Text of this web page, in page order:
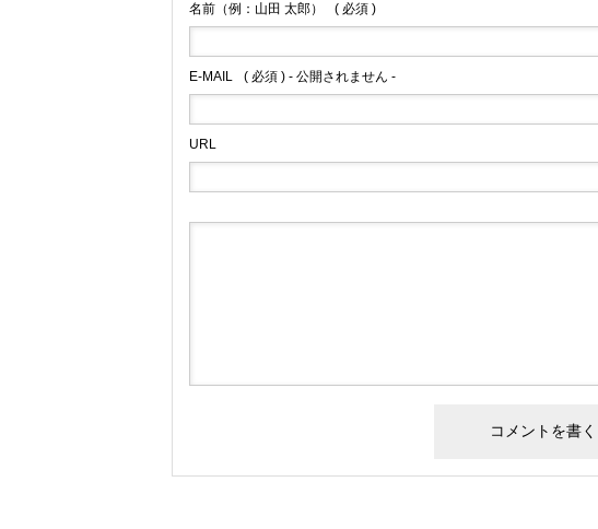
名前（例：山田 太郎） ( 必須 )
E-MAIL ( 必須 ) - 公開されません -
URL